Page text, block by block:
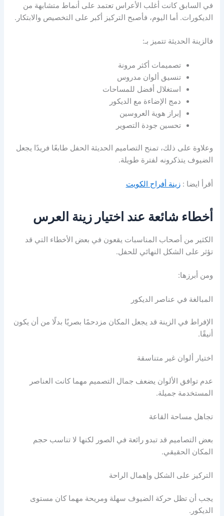
في السابق كانت أغلب الأعراس تعتمد على أنماط متشابهة من
الديكورات. أما اليوم، فأصبح التركيز أكبر على التخصيص والابتكار.
فالزينة الحديثة تتميز بـ:
تصميمات أكثر مرونة
تنسيق ألوان مدروس
استغلال أفضل للمساحات
دمج الإضاءة مع الديكور
إبراز هوية العروسين
تحسين جودة التصوير
وعلاوة على ذلك، تمنح التصاميم الحديثة الحفل طابعًا فريدًا يجعل
الضيوف يتذكرونه لفترة طويلة.
أقرأ ايضا :زينة أفراح الكويت
أخطاء شائعة عند اختيار زينة العرس
الكثير من أصحاب المناسبات يقعون في بعض الأخطاء التي قد
تؤثر على الشكل النهائي للحفل.
ومن أبرزها:
المبالغة في عناصر الديكور
الإفراط في الزينة قد يجعل المكان مزدحمًا بصريًا بدلًا من أن يكون
أنيقًا.
اختيار ألوان غير متناسقة
عدم توافق الألوان يضعف جمال التصميم مهما كانت العناصر
المستخدمة جميلة.
تجاهل مساحة القاعة
بعض التصاميم قد تبدو رائعة في الصور لكنها لا تناسب حجم
المكان الحقيقي.
التركيز على الشكل وإهمال الراحة
يجب أن تظل حركة الضيوف سهلة ومريحة مهما كان مستوى
الديكور.